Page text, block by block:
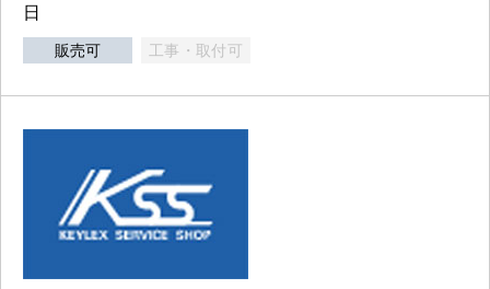
日
販売可 工事・取付可